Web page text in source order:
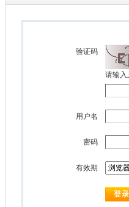
验证码
请输入
用户名
密码
有效期